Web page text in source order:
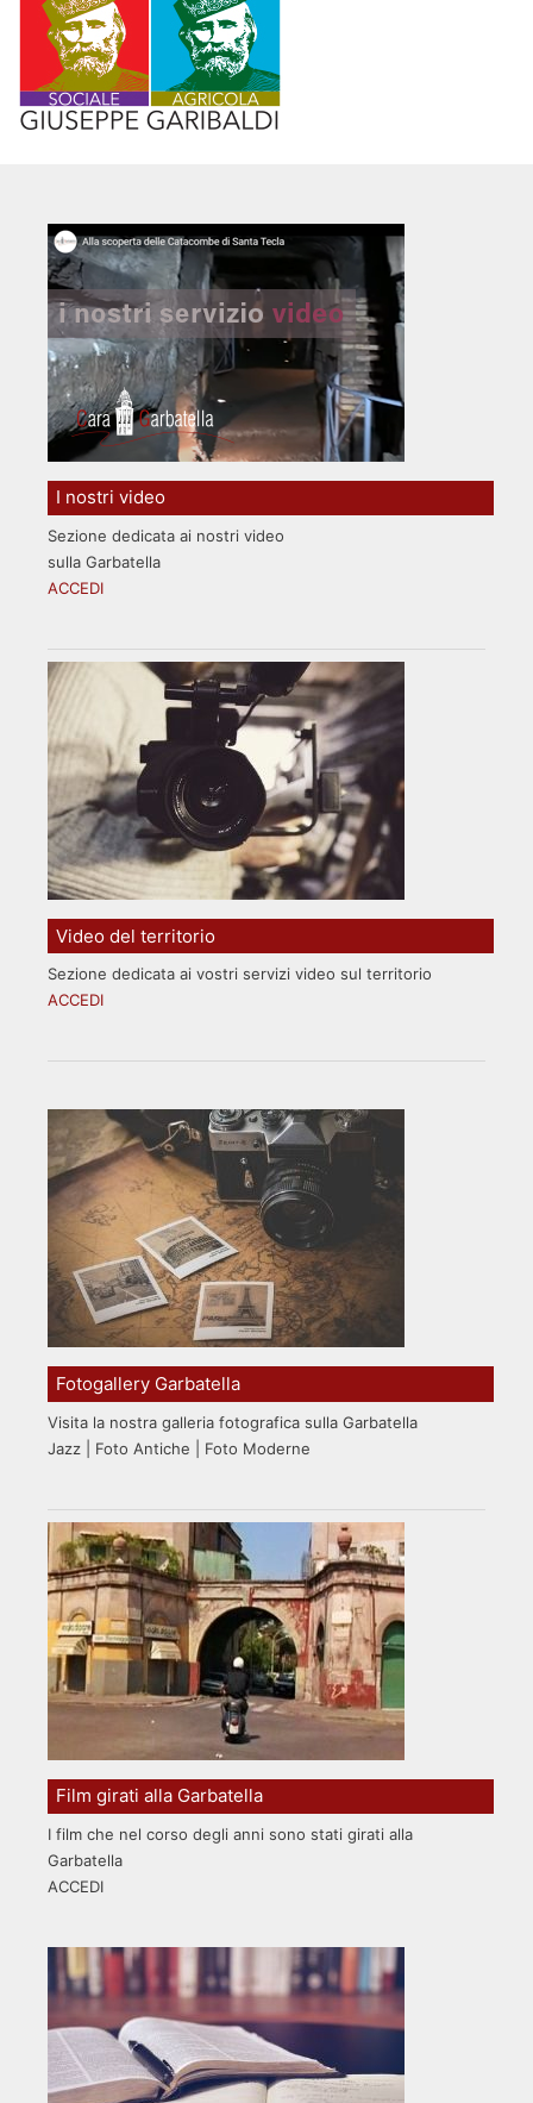
I nostri video
Sezione dedicata ai nostri video
sulla Garbatella
ACCEDI
Video del territorio
Sezione dedicata ai vostri servizi video sul territorio
ACCEDI
Fotogallery Garbatella
Visita la nostra galleria fotografica sulla Garbatella
Jazz | Foto Antiche | Foto Moderne
Film girati alla Garbatella
I film che nel corso degli anni sono stati girati alla
Garbatella
ACCEDI